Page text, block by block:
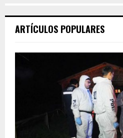
ARTÍCULOS POPULARES